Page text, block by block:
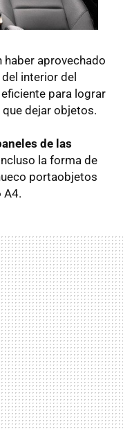
haber aprovechado
interior del
para lograr
dejar objetos.
de las
la forma de
portaobjetos
A4.